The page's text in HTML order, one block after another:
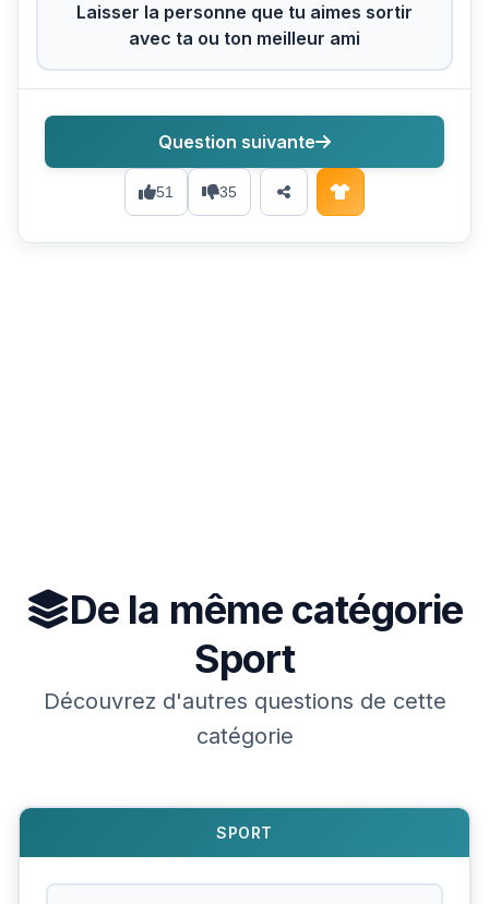
Laisser la personne que tu aimes sortir
avec ta ou ton meilleur ami
51 35
Question suivante
De la même catégorie
Sport
Découvrez d'autres questions de cette
catégorie
SPORT